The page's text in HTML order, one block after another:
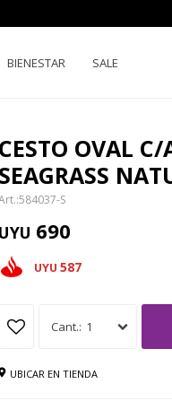
BIENESTAR SALE
CESTO OVAL
SEAGRASS
584037-S
UYU 690
UYU 587
1
UBICAR EN TIENDA